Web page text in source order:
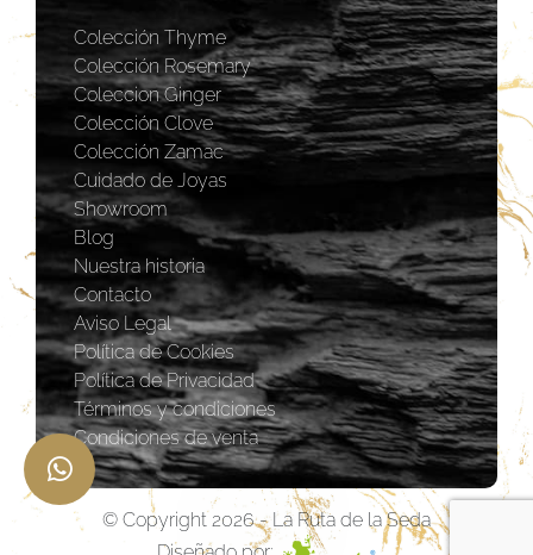
Colección Thyme
Colección Rosemary
Coleccion Ginger
Colección Clove
Colección Zamac
Cuidado de Joyas
Showroom
Blog
Nuestra historia
Contacto
Aviso Legal
Política de Cookies
Política de Privacidad
Términos y condiciones
Condiciones de venta
© Copyright 2026 - La Ruta de la Seda